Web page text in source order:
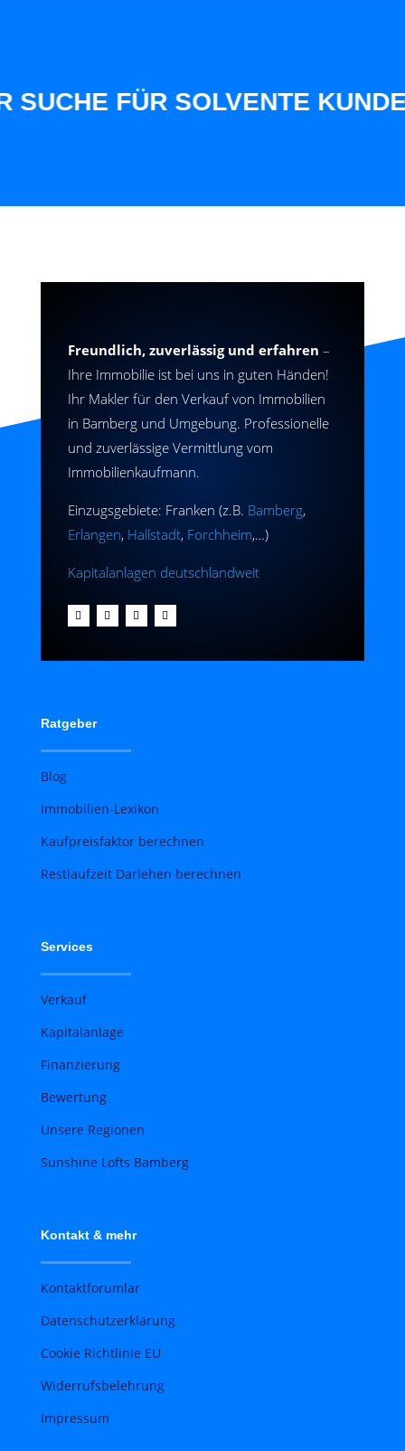
FÜR SOLVENTE KUNDEN
Freundlich, zuverlässig und erfahren –
Ihre Immobilie ist bei uns in guten Händen!
Ihr Makler für den Verkauf von Immobilien
in Bamberg und Umgebung. Professionelle
und zuverlässige Vermittlung vom
Immobilienkaufmann.
Einzugsgebiete: Franken (z.B. Bamberg,
Erlangen, Hallstadt, Forchheim,…)
Kapitalanlagen deutschlandweit
Ratgeber
Blog
Immobilien-Lexikon
Kaufpreisfaktor berechnen
Restlaufzeit Darlehen berechnen
Services
Verkauf
Kapitalanlage
Finanzierung
Bewertung
Unsere Regionen
Sunshine Lofts Bamberg
Kontakt & mehr
Kontaktforumlar
Datenschutzerklärung
Cookie Richtlinie EU
Widerrufsbelehrung
Impressum